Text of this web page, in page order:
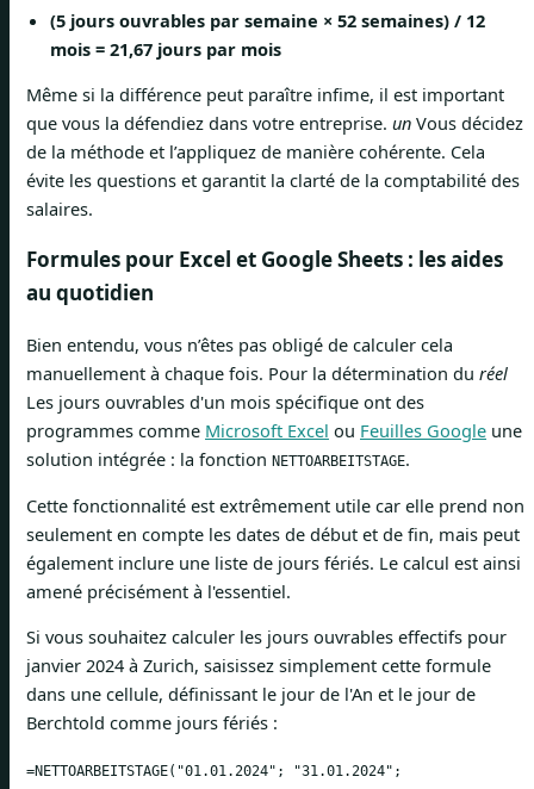
(5 jours ouvrables par semaine × 52 semaines) / 12
mois = 21,67 jours par mois
Même si la différence peut paraître infime, il est important
que vous la défendiez dans votre entreprise. un Vous décidez
de la méthode et l’appliquez de manière cohérente. Cela
évite les questions et garantit la clarté de la comptabilité des
salaires.
Formules pour Excel et Google Sheets : les aides
au quotidien
Bien entendu, vous n’êtes pas obligé de calculer cela
manuellement à chaque fois. Pour la détermination du réel
Les jours ouvrables d'un mois spécifique ont des
programmes comme Microsoft Excel ou Feuilles Google une
solution intégrée : la fonction NETTOARBEITSTAGE.
Cette fonctionnalité est extrêmement utile car elle prend non
seulement en compte les dates de début et de fin, mais peut
également inclure une liste de jours fériés. Le calcul est ainsi
amené précisément à l'essentiel.
Si vous souhaitez calculer les jours ouvrables effectifs pour
janvier 2024 à Zurich, saisissez simplement cette formule
dans une cellule, définissant le jour de l'An et le jour de
Berchtold comme jours fériés :
=NETTOARBEITSTAGE("01.01.2024"; "31.01.2024";